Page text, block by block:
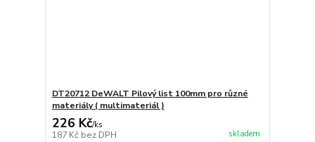
DT20712 DeWALT Pilový list 100mm pro různé
materiály ( multimateriál )
226 Kč/ks
187 Kč bez DPH skladem